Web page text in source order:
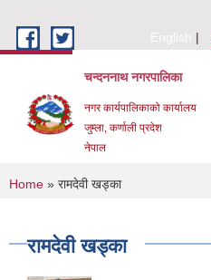
English
चन्दननाथ नगरपालिका
नगर कार्यपालिकाको कार्यालय
जुम्ला, कर्णाली प्रदेश
नेपाल
You are here
Home » रामदेवी खड्का
रामदेवी खड्का